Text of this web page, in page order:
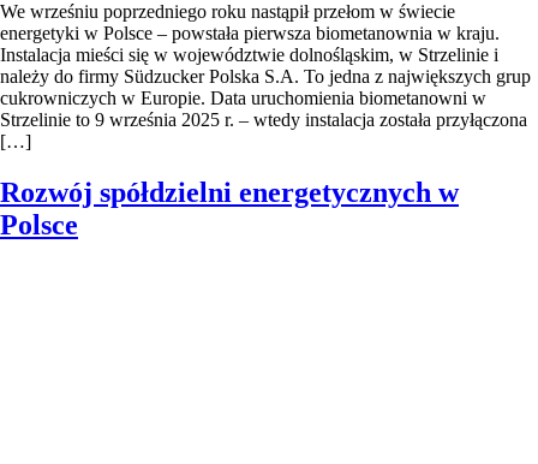
We wrześniu poprzedniego roku nastąpił przełom w świecie
energetyki w Polsce – powstała pierwsza biometanownia w kraju.
Instalacja mieści się w województwie dolnośląskim, w Strzelinie i
należy do firmy Südzucker Polska S.A. To jedna z największych grup
cukrowniczych w Europie. Data uruchomienia biometanowni w
Strzelinie to 9 września 2025 r. – wtedy instalacja została przyłączona
[…]
Rozwój spółdzielni energetycznych w
Polsce